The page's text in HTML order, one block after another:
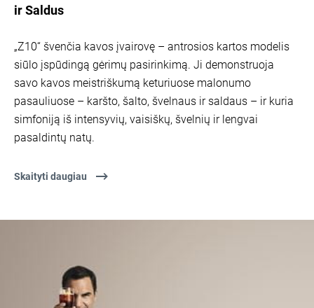
ir Saldus
„Z10“ švenčia kavos įvairovę – antrosios kartos modelis
siūlo įspūdingą gėrimų pasirinkimą. Ji demonstruoja
savo kavos meistriškumą keturiuose malonumo
pasauliuose – karšto, šalto, švelnaus ir saldaus – ir kuria
simfoniją iš intensyvių, vaisiškų, švelnių ir lengvai
pasaldintų natų.
Skaityti daugiau